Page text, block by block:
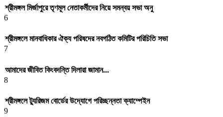
শ্রীমঙ্গল মির্জাপুরে তৃণমূল নেতাকর্মীদের নিয়ে সমন্বয় সভা অনু
6
শ্রীমঙ্গলে মানবাধিকার ঐক্য পরিষদের নবগঠিত কমিটির পরিচিতি সভা
7
আমাদের জীবিত কিংবদন্তি দিলারা জামান...
8
শ্রীমঙ্গলে ট্যুরিজম বোর্ডের উদ্যোগে পরিচ্ছন্নতা ক্যাম্পেইন
9